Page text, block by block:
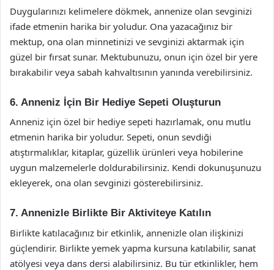
Duygularınızı kelimelere dökmek, annenize olan sevginizi
ifade etmenin harika bir yoludur. Ona yazacağınız bir
mektup, ona olan minnetinizi ve sevginizi aktarmak için
güzel bir fırsat sunar. Mektubunuzu, onun için özel bir yere
bırakabilir veya sabah kahvaltısının yanında verebilirsiniz.
6. Anneniz İçin Bir Hediye Sepeti Oluşturun
Anneniz için özel bir hediye sepeti hazırlamak, onu mutlu
etmenin harika bir yoludur. Sepeti, onun sevdiği
atıştırmalıklar, kitaplar, güzellik ürünleri veya hobilerine
uygun malzemelerle doldurabilirsiniz. Kendi dokunuşunuzu
ekleyerek, ona olan sevginizi gösterebilirsiniz.
7. Annenizle Birlikte Bir Aktiviteye Katılın
Birlikte katılacağınız bir etkinlik, annenizle olan ilişkinizi
güçlendirir. Birlikte yemek yapma kursuna katılabilir, sanat
atölyesi veya dans dersi alabilirsiniz. Bu tür etkinlikler, hem